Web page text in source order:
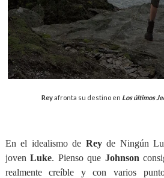
Reyafronta su destino en Los últimos
En el idealismo de Reyde Ningún
jovenLuke. Pienso que Johnson
realmente creíble y con varios